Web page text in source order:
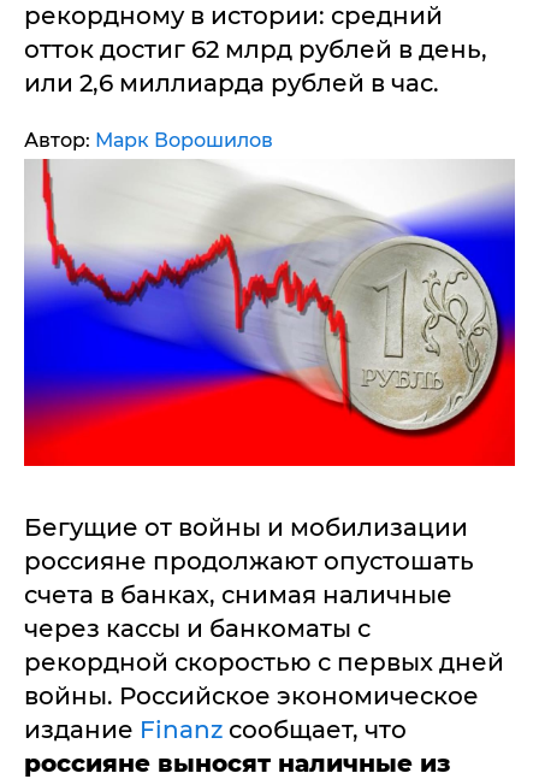
рекордному в истории: средний
отток достиг 62 млрд рублей в день,
или 2,6 миллиарда рублей в час.
Автор: Марк Ворошилов
Бегущие от войны и мобилизации
россияне продолжают опустошать
счета в банках, снимая наличные
через кассы и банкоматы с
рекордной скоростью с первых дней
войны. Российское экономическое
издание Finanz сообщает, что
россияне выносят наличные из